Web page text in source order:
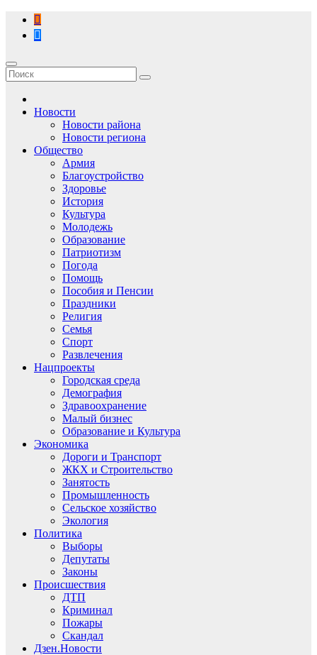
Перейти
содержимому
Новости
Новости района
Новости региона
Общество
Армия
Благоустройство
Здоровье
История
Культура
Молодежь
Образование
Патриотизм
Погода
Помощь
Пособия и Пенсии
Праздники
Религия
Семья
Спорт
Развлечения
Нацпроекты
Городская среда
Демография
Здравоохранение
Малый бизнес
Образование и Культура
Экономика
Дороги и Транспорт
ЖКХ и Строительство
Занятость
Промышленность
Сельское хозяйство
Экология
Политика
Выборы
Депутаты
Законы
Происшествия
ДТП
Криминал
Пожары
Скандал
Дзен.Новости